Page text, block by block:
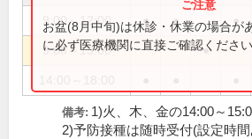
9:00～12:00 ● ● ●
9:00～13:00 ●
お盆(8月中旬)は休診・休業の場合が
に必ず医療機関に直接ご確認ください
備考: 1)火、木、金の14:00～
2)予防接種は随時受付(設定時